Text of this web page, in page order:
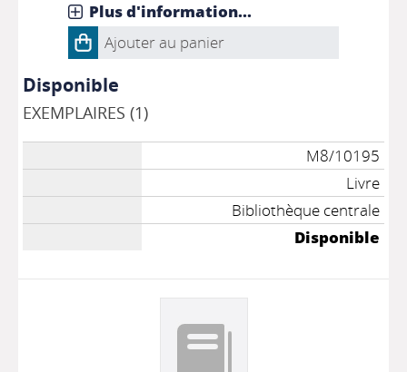
Plus d'information...
Ajouter au panier
Disponible
EXEMPLAIRES (1)
M8/10195
Livre
Bibliothèque centrale
Disponible